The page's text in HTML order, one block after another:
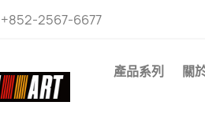
+852-2567-6677
產品系列 關